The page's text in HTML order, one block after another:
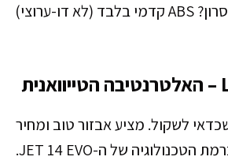
אמינות מוכחת. החיסרון? ABS קדמי בלבד (לא דו-ערוצי)
שכדאי לשקול. מציע אבזור טוב ומחיר
תחרותי, אם כי לא ברמת הטכנולוגיה של ה-JET 14 EVO.